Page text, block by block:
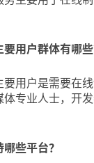
用户群体有哪些
用户是需要在线
专业人士，开
些平台？